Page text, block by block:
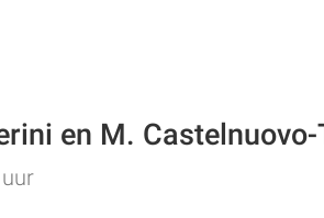
en M.